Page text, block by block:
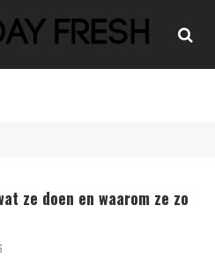
ze doen en waarom ze zo